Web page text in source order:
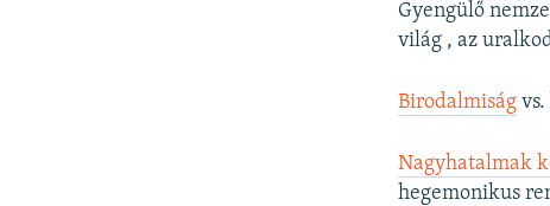
Gyengülő
világ , az
Birodalmiság
Nagyhatalmak
hegemonikus